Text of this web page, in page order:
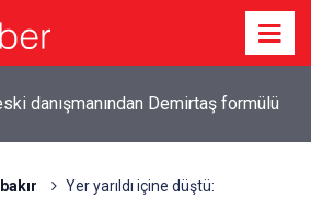
göçüğü: 2 işçi hayatını kaybetti
Yer yarıldı içine düştü: